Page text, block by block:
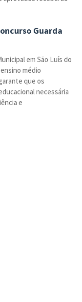
Guarda
em São Luís do
médio
que os
necessária
e